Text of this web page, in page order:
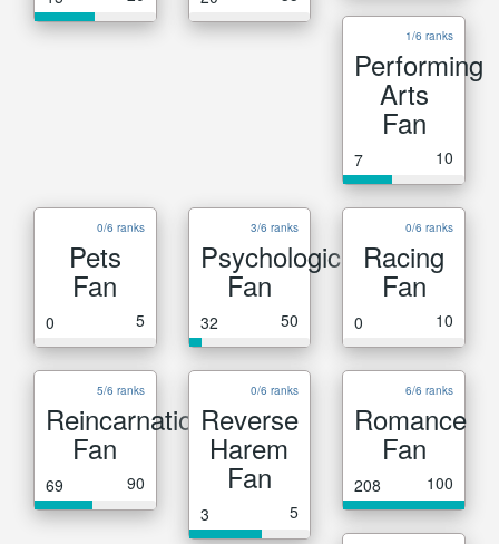
1/6 ranks
Performing
Arts
Fan
7 10
0/6 ranks
Pets
Fan
0 5
3/6 ranks
Psychological
Fan
32 50
0/6 ranks
Racing
Fan
0 10
5/6 ranks
Reincarnation
Fan
69 90
0/6 ranks
Reverse
Harem
Fan
3 5
6/6 ranks
Romance
Fan
208 100